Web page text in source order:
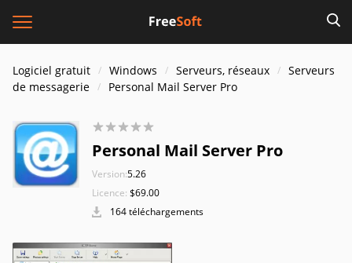
Logiciel gratuit Windows Serveurs, réseaux
Serveurs
de messagerie
Personal Mail Server Pro
Personal Mail Server Pro
Version:5.26
Licence: $69.00
164 téléchargements